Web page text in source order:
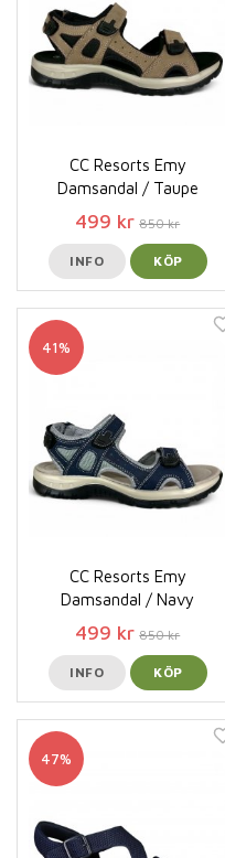
CC Resorts Emy
Damsandal / Taupe
499 kr 850 kr
INFO KÖP
41%
CC Resorts Emy
Damsandal / Navy
499 kr 850 kr
INFO KÖP
47%